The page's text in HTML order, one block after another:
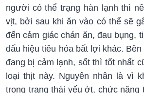
người có thể trạng hàn lạnh thì
vịt, bởi sau khi ăn vào có thể sẽ
đến cảm giác chán ăn, đau bụng,
dấu hiệu tiêu hóa bất lợi khác.
đang bị cảm lạnh, sốt thì tốt nhất
loại thịt này. Nguyên nhân là vì
trong trạng thái yếu ớt, chức năng